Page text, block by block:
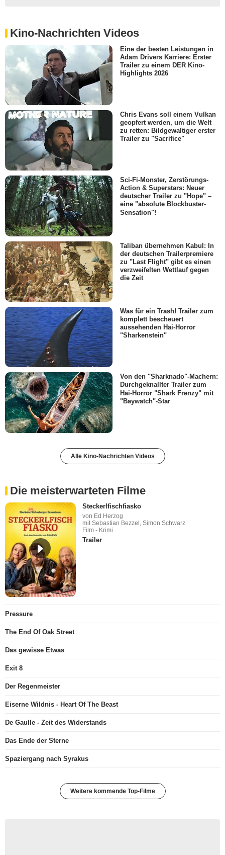
Kino-Nachrichten Videos
Eine der besten Leistungen in
Adam Drivers Karriere: Erster
Trailer zu einem DER Kino-
Highlights 2026
Chris Evans soll einem Vulkan
geopfert werden, um die Welt
zu retten: Bildgewaltiger erster
Trailer zu "Sacrifice"
Sci-Fi-Monster, Zerstörungs-
Action & Superstars: Neuer
deutscher Trailer zu "Hope" –
eine "absolute Blockbuster-
Sensation"!
Taliban übernehmen Kabul: In
der deutschen Trailerpremiere
zu "Last Flight" gibt es einen
verzweifelten Wettlauf gegen
die Zeit
Was für ein Trash! Trailer zum
komplett bescheuert
aussehenden Hai-Horror
"Sharkenstein"
Von den "Sharknado"-Machern:
Durchgeknallter Trailer zum
Hai-Horror "Shark Frenzy" mit
"Baywatch"-Star
Alle Kino-Nachrichten Videos
Die meisterwarteten Filme
Steckerlfischfiasko
von Ed Herzog
mit Sebastian Bezzel, Simon Schwarz
Film - Krimi
Trailer
Pressure
The End Of Oak Street
Das gewisse Etwas
Exit 8
Der Regenmeister
Eiserne Wildnis - Heart Of The Beast
De Gaulle - Zeit des Widerstands
Das Ende der Sterne
Spaziergang nach Syrakus
Weitere kommende Top-Filme